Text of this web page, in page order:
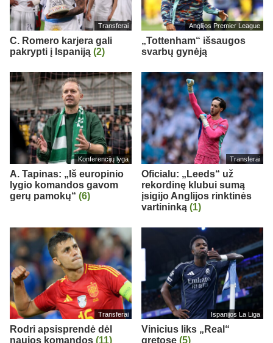
Transferai
C. Romero karjera gali
pakrypti į Ispaniją (2)
Anglijos Premier League
„Tottenham“ išsaugos
svarbų gynėją
Konferencijų lyga
A. Tapinas: „Iš europinio
lygio komandos gavom
gerų pamokų“ (6)
Transferai
Oficialu: „Leeds“ už
rekordinę klubui sumą
įsigijo Anglijos rinktinės
vartininką (1)
Transferai
Rodri apsisprendė dėl
naujos komandos (11)
Ispanijos La Liga
Vinicius liks „Real“
gretose (5)